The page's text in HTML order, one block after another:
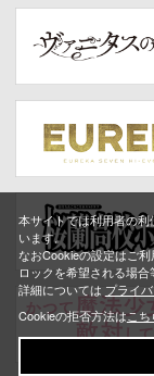
本サイトでは利用者の
います。
なおCookieの設定はご
ロックを希望される場合
詳細については プライ
Cookieの拒否方法はこち